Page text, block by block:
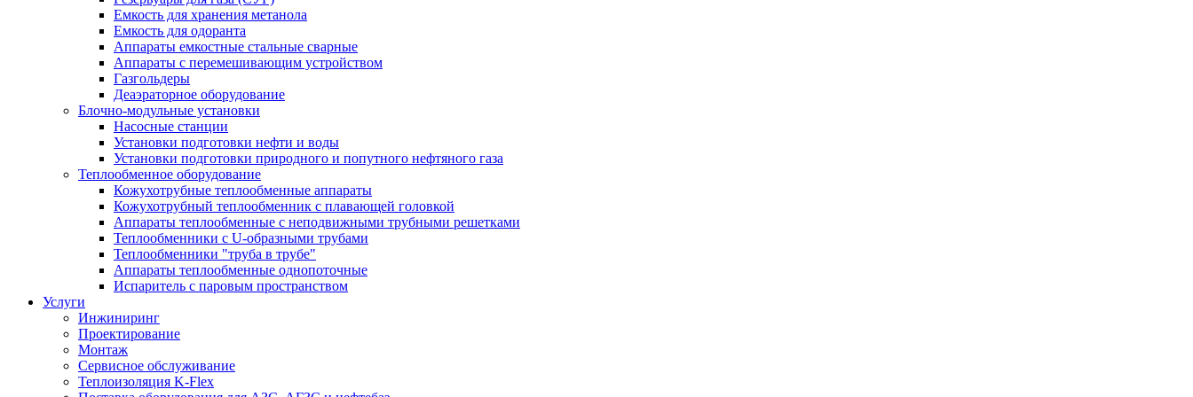
Емкость для хранения метанола
Емкость для одоранта
Аппараты емкостные стальные сварные
Аппараты с перемешивающим устройством
Газгольдеры
Деаэраторное оборудование
Блочно-модульные установки
Насосные станции
Установки подготовки нефти и воды
Установки подготовки природного и попутного нефтяного газа
Теплообменное оборудование
Кожухотрубные теплообменные аппараты
Кожухотрубный теплообменник с плавающей головкой
Аппараты теплообменные с неподвижными трубными решетками
Теплообменники с U-образными трубами
Теплообменники "труба в трубе"
Аппараты теплообменные однопоточные
Испаритель с паровым пространством
Услуги
Инжиниринг
Проектирование
Монтаж
Сервисное обслуживание
Теплоизоляция K-Flex